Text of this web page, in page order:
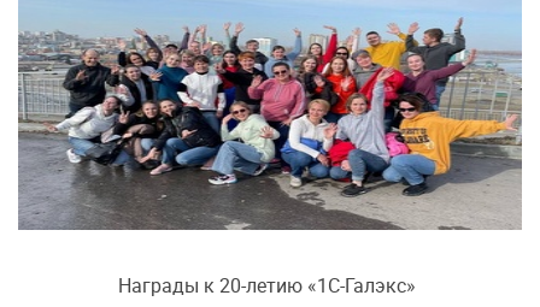
Награды к 20-летию «1С-Галэкс»